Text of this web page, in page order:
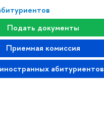
Подать документы
Приемная комиссия
абитуриентов